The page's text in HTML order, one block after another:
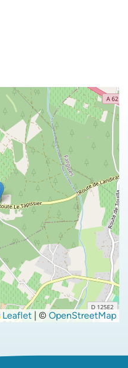
Leaflet | © OpenStreetMap